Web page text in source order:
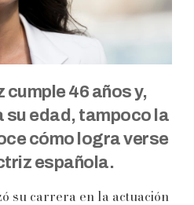
cumple 46 años y,
su edad, tampoco la
cómo logra verse
española.
su carrera en la actuación